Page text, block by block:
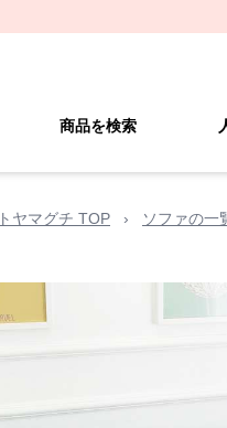
商品を検索
ヤマグチ TOP › ソファの一